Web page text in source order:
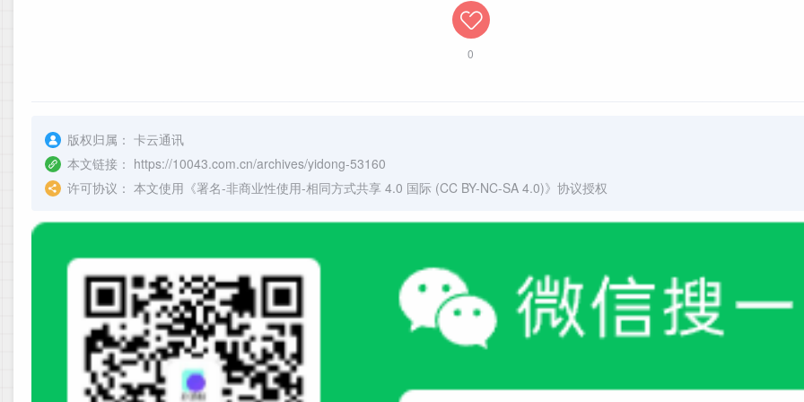
0
版权归属： 卡云通讯
本文链接： https://10043.com.cn/archives/yidong-53160
许可协议： 本文使用《署名-非商业性使用-相同方式共享 4.0 国际 (CC BY-NC-SA 4.0)》协议授权